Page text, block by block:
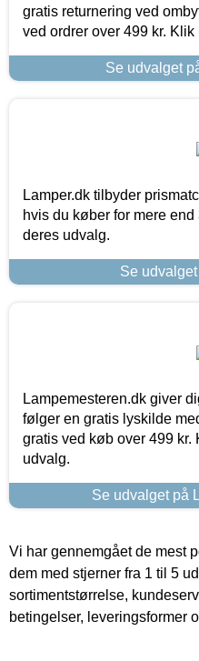
gratis returnering ved
ved ordrer over 499 kr.
Se udvalget
Lamper.dk tilbyder
hvis du køber for mere
deres udvalg.
Se
Lampemesteren.dk giver
følger en gratis lyskilde
gratis ved køb over 499 kr.
udvalg.
Se udvalget på
Vi har gennemgået de mest
dem med stjerner fra 1 til 5
sortimentstørrelse,
betingelser, leveringsformer